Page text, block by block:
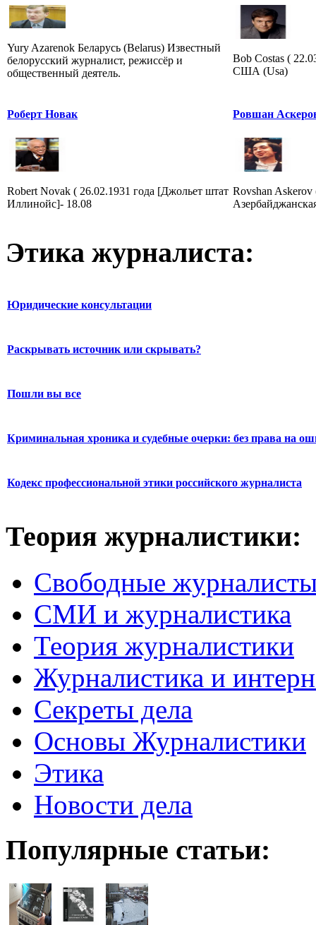
Yury Azarenok Беларусь (Belarus) Известный
белорусский журналист, режиссёр и
общественный деятель.
Bob Costas (
США (Usa)
Роберт Новак
Robert Novak ( 26.02.1931 года [Джольет штат
Иллинойс]- 18.08
Ровшан
Rovshan Askerov
Этика журналиста:
Юридические консультации
Раскрывать источник или скрывать?
Пошли вы все
Криминальная хроника и судебные очерки: без права на
Кодекс профессиональной этики российского журналиста
Теория журналистики:
Свободные
СМИ и журналистика
Теория журналистики
Журналистика и
Секреты дела
Основы Журналистики
Этика
Новости дела
Популярные статьи: